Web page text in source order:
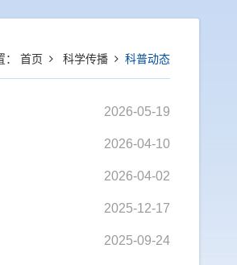
： 首页 科学传播 科普动态
2026-05-19
2026-04-10
2026-04-02
2025-12-17
2025-09-24